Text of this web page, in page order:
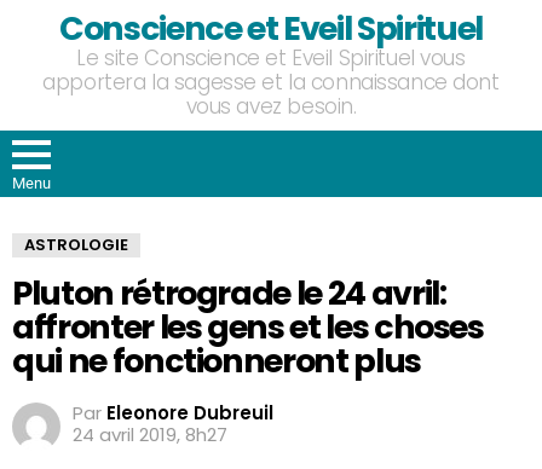
Conscience et Eveil Spirituel
Le site Conscience et Eveil Spirituel vous
apportera la sagesse et la connaissance dont
vous avez besoin.
Menu
ASTROLOGIE
Pluton rétrograde le 24 avril:
affronter les gens et les choses
qui ne fonctionneront plus
Par Eleonore Dubreuil
24 avril 2019, 8h27